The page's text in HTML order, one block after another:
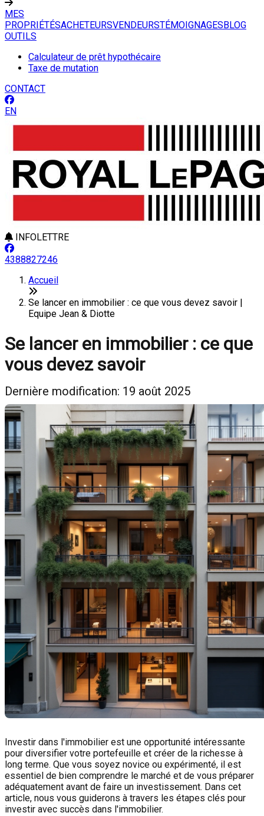
MES
PROPRIÉTÉSACHETEURSVENDEURSTÉMOIGNAGESBLOG
OUTILS
Calculateur de prêt hypothécaire
Taxe de mutation
CONTACT
EN
INFOLETTRE
4388827246
Accueil
Se lancer en immobilier : ce que vous devez savoir |
Equipe Jean & Diotte
Se lancer en immobilier : ce que
vous devez savoir
Dernière modification: 19 août 2025
Investir dans l'immobilier est une opportunité intéressante
pour diversifier votre portefeuille et créer de la richesse à
long terme. Que vous soyez novice ou expérimenté, il est
essentiel de bien comprendre le marché et de vous préparer
adéquatement avant de faire un investissement. Dans cet
article, nous vous guiderons à travers les étapes clés pour
investir avec succès dans l'immobilier.